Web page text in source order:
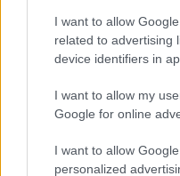
I want to allow
related to advertising
device identifiers in
I want to allow my
Google for online
I want to allow
personalized
View this post on